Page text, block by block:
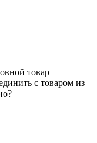
товар
с товаром из